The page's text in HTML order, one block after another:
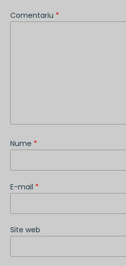
Comentariu *
Nume *
E-mail *
Site web